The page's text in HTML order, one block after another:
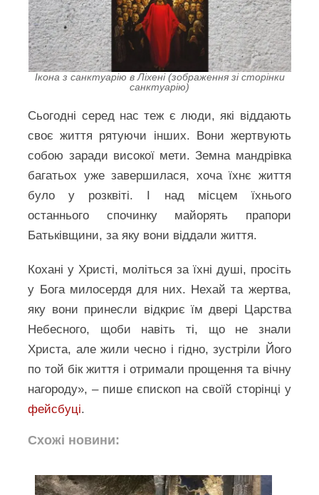
Ікона з санктуарію в Ліхені (зображення зі сторінки
санктуарію)
Сьогодні серед нас теж є люди, які віддають
своє життя рятуючи інших. Вони жертвують
собою заради високої мети. Земна мандрівка
багатьох уже завершилася, хоча їхнє життя
було у розквіті. І над місцем їхнього
останнього спочинку майорять прапори
Батьківщини, за яку вони віддали життя.
Кохані у Христі, моліться за їхні душі, просіть
у Бога милосердя для них. Нехай та жертва,
яку вони принесли відкриє їм двері Царства
Небесного, щоби навіть ті, що не знали
Христа, але жили чесно і гідно, зустріли Його
по той бік життя і отримали прощення та вічну
нагороду», – пише єпископ на своїй сторінці у
фейсбуці.
Схожі новини: